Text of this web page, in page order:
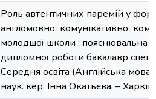
Роль автентичних паремій у
англомовної комунікативної
молодшої школи : пояснювальна
дипломної роботи бакалавр
Середня освіта (Англійська
наук. кер. Інна Окатьєва. –